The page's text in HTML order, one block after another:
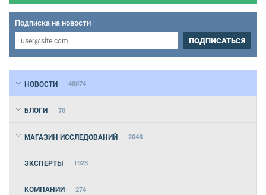
Подписка на новости
ПОДПИСАТЬСЯ
НОВОСТИ 48074
БЛОГИ 70
МАГАЗИН ИССЛЕДОВАНИЙ 2048
ЭКСПЕРТЫ 1923
КОМПАНИИ 274